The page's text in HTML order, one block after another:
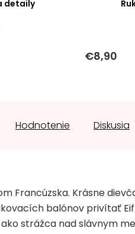
detaily
€8,90
Hodnotenie Diskusia
Francúzska. Krásne
balónov privítať
strážca nad slávnym